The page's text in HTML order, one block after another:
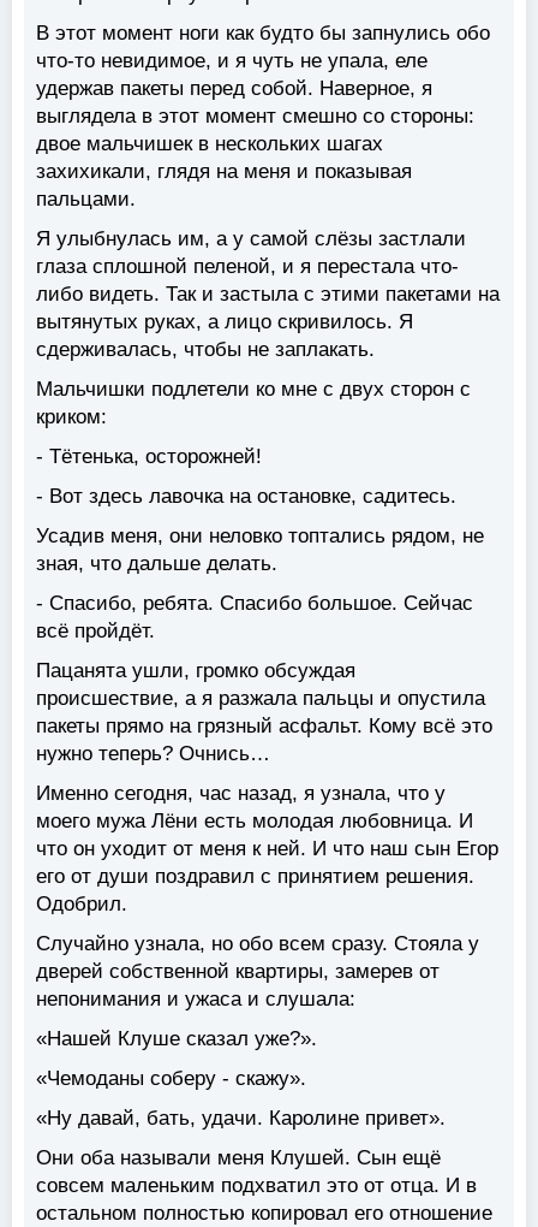
В этот момент ноги как будто бы запнулись обо
что-то невидимое, и я чуть не упала, еле
удержав пакеты перед собой. Наверное, я
выглядела в этот момент смешно со стороны:
двое мальчишек в нескольких шагах
захихикали, глядя на меня и показывая
пальцами.
Я улыбнулась им, а у самой слёзы застлали
глаза сплошной пеленой, и я перестала что-
либо видеть. Так и застыла с этими пакетами на
вытянутых руках, а лицо скривилось. Я
сдерживалась, чтобы не заплакать.
Мальчишки подлетели ко мне с двух сторон с
криком:
- Тётенька, осторожней!
- Вот здесь лавочка на остановке, садитесь.
Усадив меня, они неловко топтались рядом, не
зная, что дальше делать.
- Спасибо, ребята. Спасибо большое. Сейчас
всё пройдёт.
Пацанята ушли, громко обсуждая
происшествие, а я разжала пальцы и опустила
пакеты прямо на грязный асфальт. Кому всё это
нужно теперь? Очнись…
Именно сегодня, час назад, я узнала, что у
моего мужа Лёни есть молодая любовница. И
что он уходит от меня к ней. И что наш сын Егор
его от души поздравил с принятием решения.
Одобрил.
Случайно узнала, но обо всем сразу. Стояла у
дверей собственной квартиры, замерев от
непонимания и ужаса и слушала:
«Нашей Клуше сказал уже?».
«Чемоданы соберу - скажу».
«Ну давай, бать, удачи. Каролине привет».
Они оба называли меня Клушей. Сын ещё
совсем маленьким подхватил это от отца. И в
остальном полностью копировал его отношение